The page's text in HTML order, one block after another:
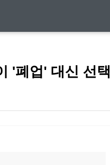
'폐업' 대신 선택